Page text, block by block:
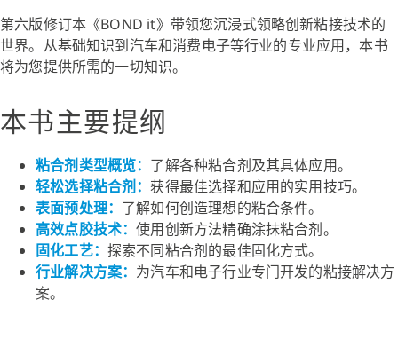
第六版修订本《BOND it》带领您沉浸式领略创新粘接技术的
世界。从基础知识到汽车和消费电子等行业的专业应用，本书
将为您提供所需的一切知识。
本书主要提纲
粘合剂类型概览： 了解各种粘合剂及其具体应用。
轻松选择粘合剂：获得最佳选择和应用的实用技巧。
表面预处理： 了解如何创造理想的粘合条件。
高效点胶技术：使用创新方法精确涂抹粘合剂。
固化工艺： 探索不同粘合剂的最佳固化方式。
行业解决方案： 为汽车和电子行业专门开发的粘接解决方
案。